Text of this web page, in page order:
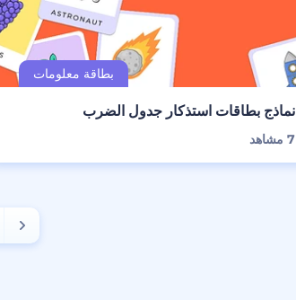
نماذج بطاقات استذكار جدول الضرب
7 مشاهد